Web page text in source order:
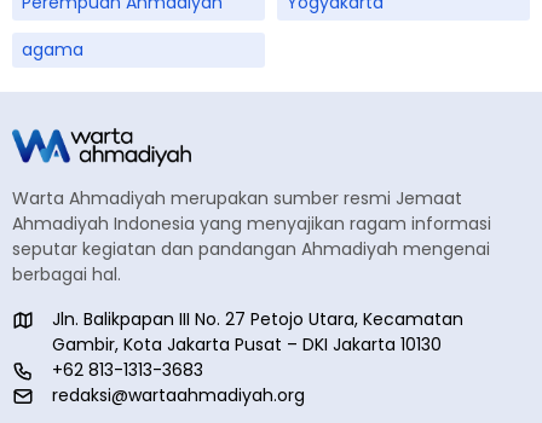
agama
Warta Ahmadiyah merupakan sumber resmi Jemaat
Ahmadiyah Indonesia yang menyajikan ragam informasi
seputar kegiatan dan pandangan Ahmadiyah mengenai
berbagai hal.
Jln. Balikpapan III No. 27 Petojo Utara, Kecamatan
Gambir, Kota Jakarta Pusat – DKI Jakarta 10130
+62 813-1313-3683
redaksi@wartaahmadiyah.org